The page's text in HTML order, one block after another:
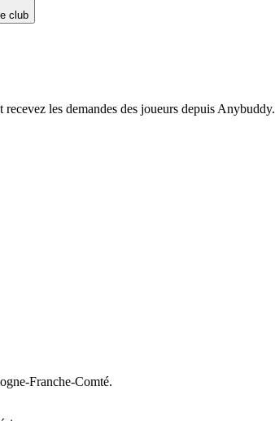
club
les demandes des joueurs depuis Anybuddy.
Franche-Comté.